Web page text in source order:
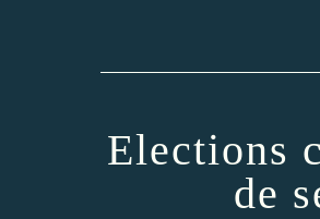
Elections
de